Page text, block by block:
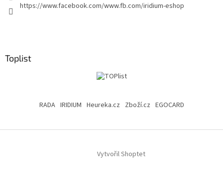
https://www.facebook.com/www.fb.com/iridium-eshop
Toplist
RADA IRIDIUM Heureka.cz Zboží.cz EGOCARD
Vytvořil Shoptet